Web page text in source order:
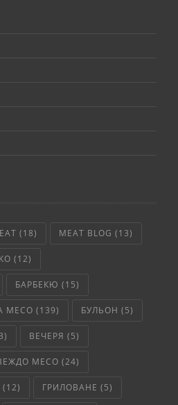
(18) MEAT BLOG (13)
(12)
БАРБЕКЮ (15)
МЕСО (139) БУЛЬОН (5)
ВЕЧЕРЯ (5)
МЕСО (24)
(12) ГРИЛОВАНЕ (5)